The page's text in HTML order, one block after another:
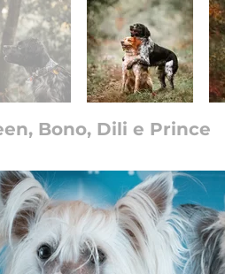
Bono, Dili e Prince